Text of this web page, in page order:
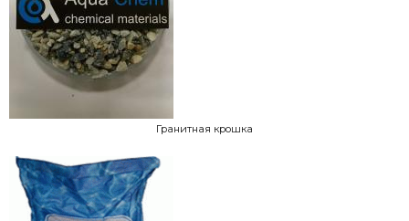
Гранитная крошка